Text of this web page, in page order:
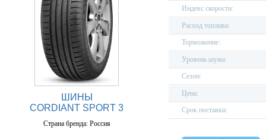
ШИНЫ
CORDIANT SPORT 3
Страна бренда: Россия
Индекс скорости:
Расход топлива:
Торможение:
Уровень шума:
Сезон:
Цена:
Срок поставки: